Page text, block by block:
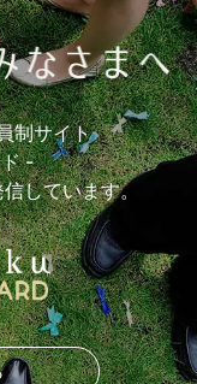
制サイト
-
しています。